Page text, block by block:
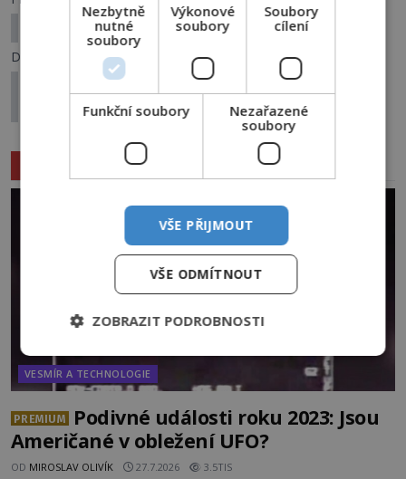
Malý chlapec: To já je zabil… Všechny!
Další článek
Malajsijská lochneská příšera: Potvrdil český
záhadolog její existenci?
Související články
VESMÍR A TECHNOLOGIE
PREMIUM
Podivné události roku 2023: Jsou
Američané v obležení UFO?
OD MIROSLAV OLIVÍK 27.7.2026 3.5TIS
Nezbytně
nutné
soubory
Výkonové
soubory
Soubory
cílení
Funkční soubory
Nezařazené
soubory
VŠE PŘIJMOUT
VŠE ODMÍTNOUT
ZOBRAZIT PODROBNOSTI